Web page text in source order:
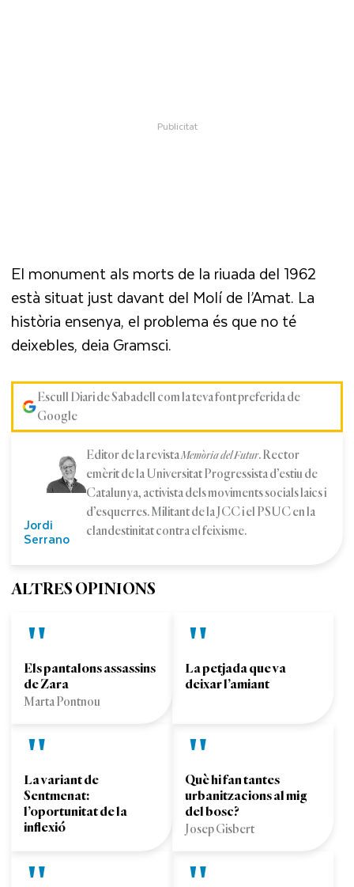
El monument als morts de la riuada del 1962
està situat just davant del Molí de l’Amat. La
història ensenya, el problema és que no té
deixebles, deia Gramsci.
Escull Diari de Sabadell com la teva font preferida de
Google
Jordi
Serrano
Editor de la revistaMemòria del Futur. Rector
emèrit de la Universitat Progressista d’estiu de
Catalunya, activista dels moviments socials laics i
d’esquerres. Militant de la JCC i el PSUC en la
clandestinitat contra el feixisme.
ALTRES OPINIONS
Els pantalons assassins
de Zara
Marta Pontnou
La petjada que va
deixar l’amiant
La variant de
Sentmenat:
l’oportunitat de la
inflexió
Què hi fan tantes
urbanitzacions al mig
del bosc?
Josep Gisbert